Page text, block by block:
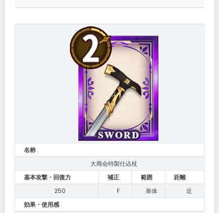
名称
大商会特製仕込杖
基本攻撃・回復力
補正 範囲
距離
250
F 単体
近
効果・使用感